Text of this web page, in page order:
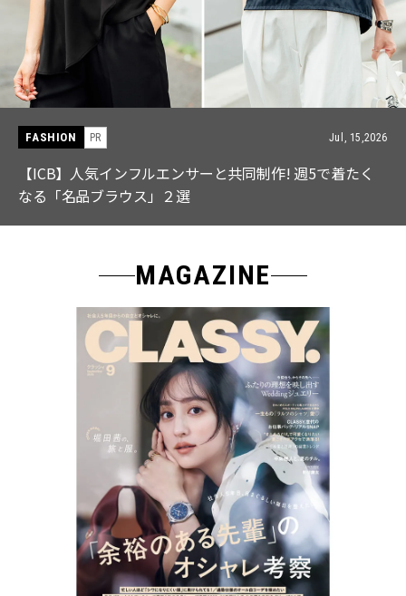
FASHION PR Jul, 15,2026
【ICB】人気インフルエンサーと共同制作! 週5で着たく
なる「名品ブラウス」２選
MAGAZINE